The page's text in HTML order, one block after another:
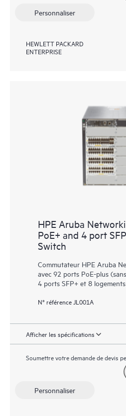
Personnaliser
HEWLETT PACKARD
ENTERPRISE
HPE Aruba
PoE+ and 4 port
Switch
Commutateur HPE Aruba
avec 92 ports PoE-plus
4 ports SFP+ et 8
N° référence JL001A
Afficher les spécifications
Soumettre votre demande de devis
Personnaliser